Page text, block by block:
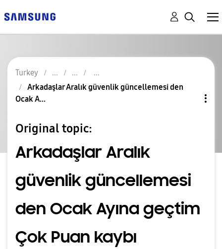
Turkey
Arkadaşlar Aralık güvenlik güncellemesi den
Ocak A...
Original topic:
Arkadaşlar Aralık
güvenlik güncellemesi
den Ocak Ayına geçtim
Çok Puan kaybı